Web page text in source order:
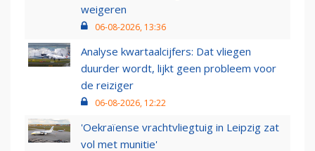
weigeren
06-08-2026, 13:36
Analyse kwartaalcijfers: Dat vliegen
duurder wordt, lijkt geen probleem voor
de reiziger
06-08-2026, 12:22
'Oekraïense vrachtvliegtuig in Leipzig zat
vol met munitie'